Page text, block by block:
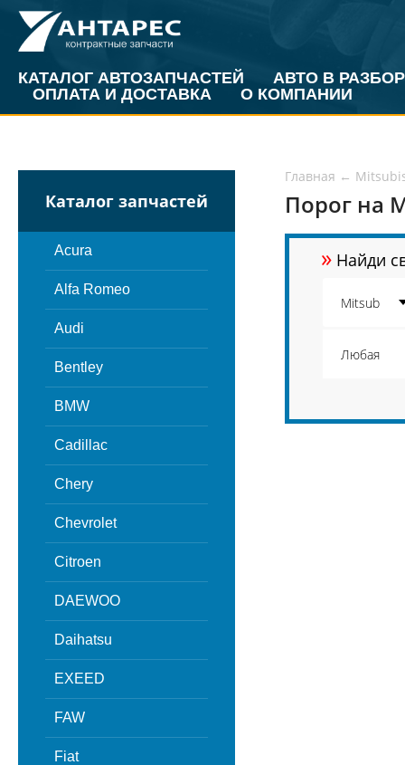
КАТАЛОГ АВТОЗАПЧАСТЕЙ
АВТО В РАЗБОР
ОПЛАТА И ДОСТАВКА
О КОМПАНИИ
Каталог запчастей
Acura
Alfa Romeo
Audi
Bentley
BMW
Cadillac
Chery
Chevrolet
Citroen
DAEWOO
Daihatsu
EXEED
FAW
Fiat
Главная ←
Порог на
» Найди